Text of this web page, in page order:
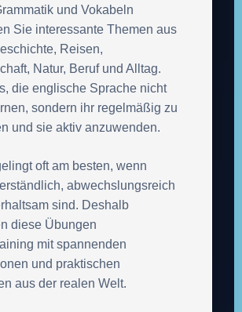
und Vokabeln
Sie interessante Themen aus
Reisen,
Natur, Beruf und Alltag.
die englische Sprache nicht
sondern ihr regelmäßig zu
und sie aktiv anzuwenden.
oft am besten, wenn
abwechslungsreich
sind. Deshalb
diese Übungen
mit spannenden
und praktischen
aus der realen Welt.